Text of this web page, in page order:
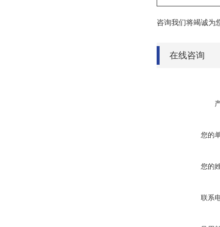
咨询我们将竭诚为
在线咨询
您的
您的
联系